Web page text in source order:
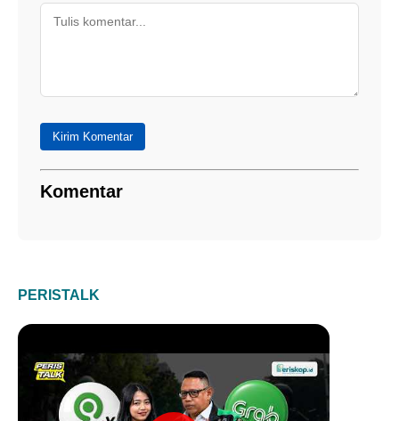
Kirim Komentar
Komentar
PERISTALK